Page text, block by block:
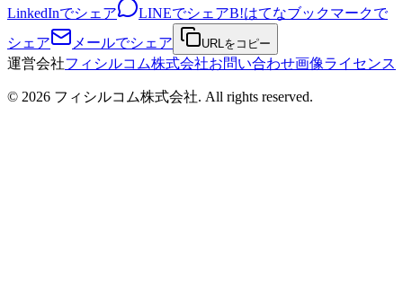
LinkedInでシェア LINEでシェアB!はてなブックマークで
シェア
メールでシェア URLをコピー
運営会社フィシルコム株式会社お問い合わせ画像ライセンス
© 2026 フィシルコム株式会社. All rights reserved.